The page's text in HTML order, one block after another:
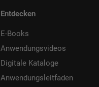
Entdecken
E-Books
Anwendungsvideos
Digitale Kataloge
Anwendungsleitfaden